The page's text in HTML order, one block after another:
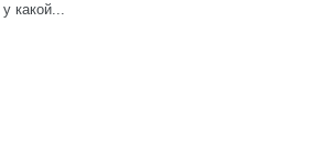
какой...